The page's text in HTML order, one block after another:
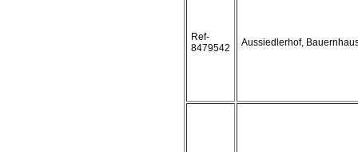
Ref-
8479542
Aussiedlerhof,